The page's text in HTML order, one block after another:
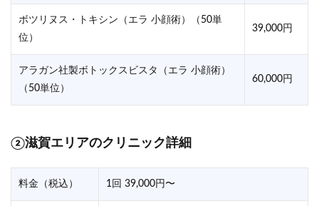
ボツリヌス・トキシン（エラ 小顔術）（50単
位）
39,000円
アラガン社製ボトックスビスタ（エラ 小顔術）
（50単位）
60,000円
②滋賀エリアのクリニック詳細
料金（税込） 1回 39,000円〜